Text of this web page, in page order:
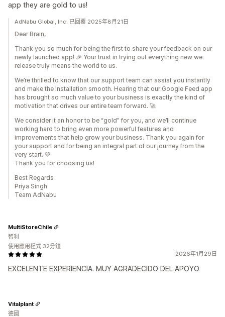
app they are gold to us!
AdNabu Global, Inc. 已回覆 2025年8月21日
Dear Brain,
Thank you so much for being the first to share your feedback on our
newly launched app! 🎉 Your trust in trying out everything new we
release truly means the world to us.
We’re thrilled to know that our support team can assist you instantly
and make the installation smooth. Hearing that our Google Feed app
has brought so much value to your business is exactly the kind of
motivation that drives our entire team forward. 🚀
We consider it an honor to be “gold” for you, and we’ll continue
working hard to bring even more powerful features and
improvements that help grow your business. Thank you again for
your support and for being an integral part of our journey from the
very start. 💛
Thank you for choosing us!
Best Regards
Priya Singh
Team AdNabu
2026年1月29日
EXCELENTE EXPERIENCIA. MUY AGRADECIDO DEL APOYO
MultiStoreChile
智利
使用應用程式 32分鐘
Vitalplant
德國